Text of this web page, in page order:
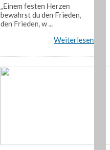
„Einem festen Herzen
bewahrst du den Frieden,
den Frieden, w ...
Weiterlesen